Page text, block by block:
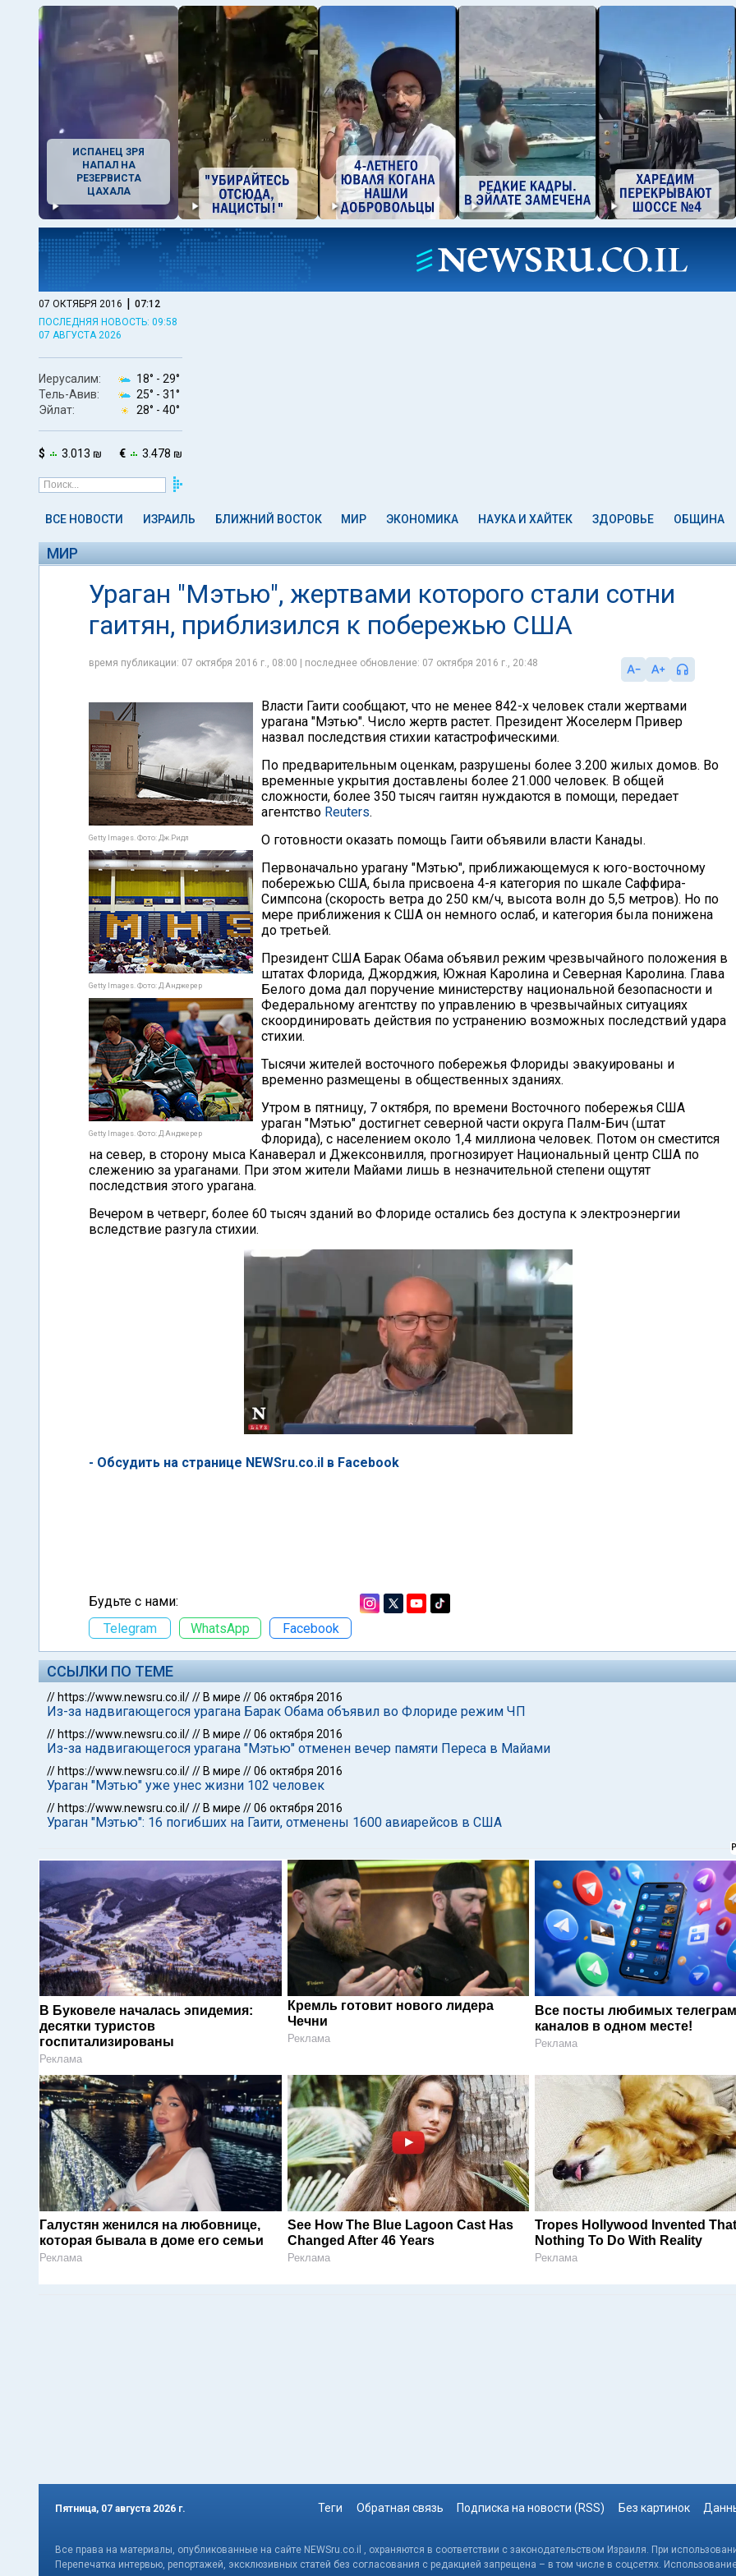
ИСПАНЕЦ ЗРЯ
НАПАЛ НА
РЕЗЕРВИСТА
ЦАХАЛА
07 ОКТЯБРЯ 2016 | 07:12
ПОСЛЕДНЯЯ НОВОСТЬ: 09:58
07 АВГУСТА 2026
Иерусалим: 18° - 29°
Тель-Авив:
25° - 31°
Эйлат:
28° - 40°
$ 3.013 ₪ € 3.478 ₪
ВСЕ НОВОСТИ ИЗРАИЛЬ БЛИЖНИЙ ВОСТОК МИР ЭКОНОМИКА НАУКА И ХАЙТЕК ЗДОРОВЬЕ ОБЩИНА
МИР
Ураган "Мэтью", жертвами которого стали сотни
гаитян, приблизился к побережью США
время публикации: 07 октября 2016 г., 08:00 | последнее обновление: 07 октября 2016 г., 20:48
Getty Images. Фото: Дж.Ридл
Getty Images. Фото: Д.Анджерер
Getty Images. Фото: Д.Анджерер
Власти Гаити сообщают, что не менее 842-х человек стали жертвами
урагана "Мэтью". Число жертв растет. Президент Жоселерм Привер
назвал последствия стихии катастрофическими.
По предварительным оценкам, разрушены более 3.200 жилых домов. Во
временные укрытия доставлены более 21.000 человек. В общей
сложности, более 350 тысяч гаитян нуждаются в помощи, передает
агентство Reuters.
О готовности оказать помощь Гаити объявили власти Канады.
Первоначально урагану "Мэтью", приближающемуся к юго-восточному
побережью США, была присвоена 4-я категория по шкале Саффира-
Симпсона (скорость ветра до 250 км/ч, высота волн до 5,5 метров). Но по
мере приближения к США он немного ослаб, и категория была понижена
до третьей.
Президент США Барак Обама объявил режим чрезвычайного положения в
штатах Флорида, Джорджия, Южная Каролина и Северная Каролина. Глава
Белого дома дал поручение министерству национальной безопасности и
Федеральному агентству по управлению в чрезвычайных ситуациях
скоординировать действия по устранению возможных последствий удара
стихии.
Тысячи жителей восточного побережья Флориды эвакуированы и
временно размещены в общественных зданиях.
Утром в пятницу, 7 октября, по времени Восточного побережья США
ураган "Мэтью" достигнет северной части округа Палм-Бич (штат
Флорида), с населением около 1,4 миллиона человек. Потом он сместится
на север, в сторону мыса Канаверал и Джексонвилля, прогнозирует Национальный центр США по
слежению за ураганами. При этом жители Майами лишь в незначительной степени ощутят
последствия этого урагана.
Вечером в четверг, более 60 тысяч зданий во Флориде остались без доступа к электроэнергии
вследствие разгула стихии.
- Обсудить на странице NEWSru.co.il в Facebook
Будьте с нами:
Telegram
WhatsApp Facebook
ССЫЛКИ ПО ТЕМЕ
// https://www.newsru.co.il/// В мире //06 октября 2016
Из-за надвигающегося урагана Барак Обама объявил во Флориде режим ЧП
// https://www.newsru.co.il/// В мире //06 октября 2016
Из-за надвигающегося урагана "Мэтью" отменен вечер памяти Переса в Майами
// https://www.newsru.co.il/// В мире //06 октября 2016
Ураган "Мэтью" уже унес жизни 102 человек
// https://www.newsru.co.il/// В мире //06 октября 2016
Ураган "Мэтью": 16 погибших на Гаити, отменены 1600 авиарейсов в США
В Буковеле началась эпидемия:
десятки туристов
госпитализированы
Реклама
Кремль готовит нового лидера
Чечни
Реклама
Все посты любимых
каналов в одном месте!
Реклама
Галустян женился на любовнице,
которая бывала в доме его семьи
Реклама
See How The Blue Lagoon Cast Has
Changed After 46 Years
Реклама
Tropes Hollywood Invented
Nothing To Do With Reality
Реклама
Пятница, 07 августа 2026 г. Теги Обратная связь Подписка на новости (RSS) Без картинок
Все права на материалы, опубликованные на сайте NEWSru.co.il , охраняются в соответствии с законодательством Израиля. При
Перепечатка интервью, репортажей, эксклюзивных статей без согласования с редакцией запрещена – в том числе в соцсетях.